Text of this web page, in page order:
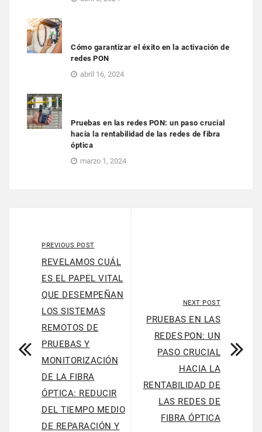
Cómo garantizar el éxito en la activación de
redes PON
abril 16, 2024
Pruebas en las redes PON: un paso crucial
hacia la rentabilidad de las redes de fibra
óptica
marzo 1, 2024
PREVIOUS POST
REVELAMOS CUÁL
ES EL PAPEL VITAL
QUE DESEMPEÑAN
LOS SISTEMAS
REMOTOS DE
PRUEBAS Y
MONITORIZACIÓN
DE LA FIBRA
ÓPTICA: REDUCIR
DEL TIEMPO MEDIO
DE REPARACIÓN Y
NEXT POST
PRUEBAS EN LAS
REDES PON: UN
PASO CRUCIAL
HACIA LA
RENTABILIDAD DE
LAS REDES DE
FIBRA ÓPTICA